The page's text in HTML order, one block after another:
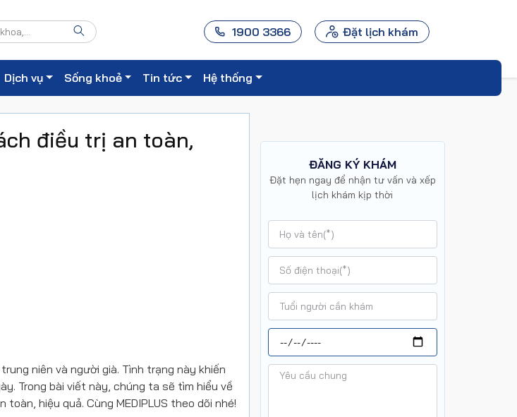
1900 3366 Đặt lịch khám
Dịch vụ Sống khoẻ Tin tức Hệ thống
điều trị an toàn,
niên và người già. Tình trạng này khiến
Trong bài viết này, chúng ta sẽ tìm hiểu về
hiệu quả. Cùng MEDIPLUS theo dõi nhé!
ĐĂNG KÝ KHÁM
Đặt hẹn ngay để nhận tư vấn và xếp
lịch khám kịp thời